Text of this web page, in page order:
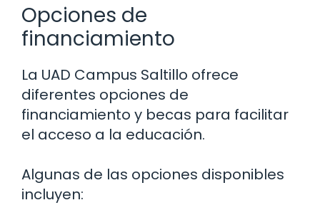
Opciones de
financiamiento
La UAD Campus Saltillo ofrece
diferentes opciones de
financiamiento y becas para facilitar
el acceso a la educación.
Algunas de las opciones disponibles
incluyen: